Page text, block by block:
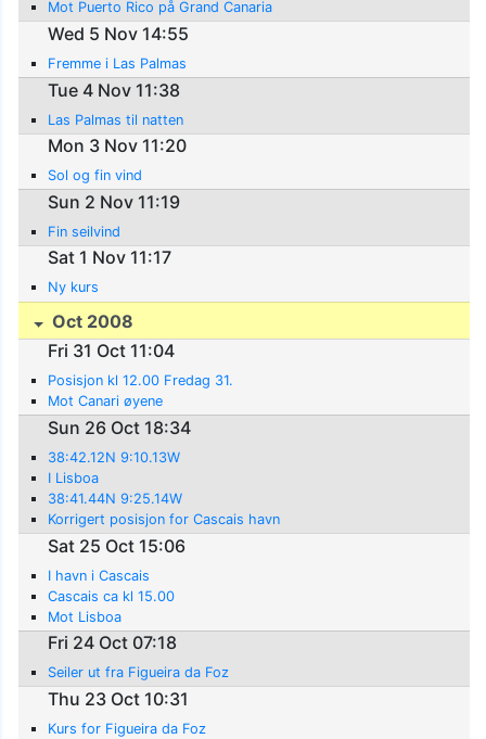
Mot Puerto Rico på Grand Canaria
Wed 5 Nov 14:55
Fremme i Las Palmas
Tue 4 Nov 11:38
Las Palmas til natten
Mon 3 Nov 11:20
Sol og fin vind
Sun 2 Nov 11:19
Fin seilvind
Sat 1 Nov 11:17
Ny kurs
Oct 2008
Fri 31 Oct 11:04
Posisjon kl 12.00 Fredag 31.
Mot Canari øyene
Sun 26 Oct 18:34
38:42.12N 9:10.13W
I Lisboa
38:41.44N 9:25.14W
Korrigert posisjon for Cascais havn
Sat 25 Oct 15:06
I havn i Cascais
Cascais ca kl 15.00
Mot Lisboa
Fri 24 Oct 07:18
Seiler ut fra Figueira da Foz
Thu 23 Oct 10:31
Kurs for Figueira da Foz